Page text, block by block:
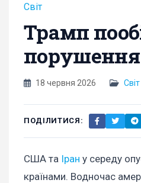
Світ
Трамп
порушення
18 червня 2026 Світ
ПОДІЛИТИСЯ:
США та Іран у середу
країнами. Водночас